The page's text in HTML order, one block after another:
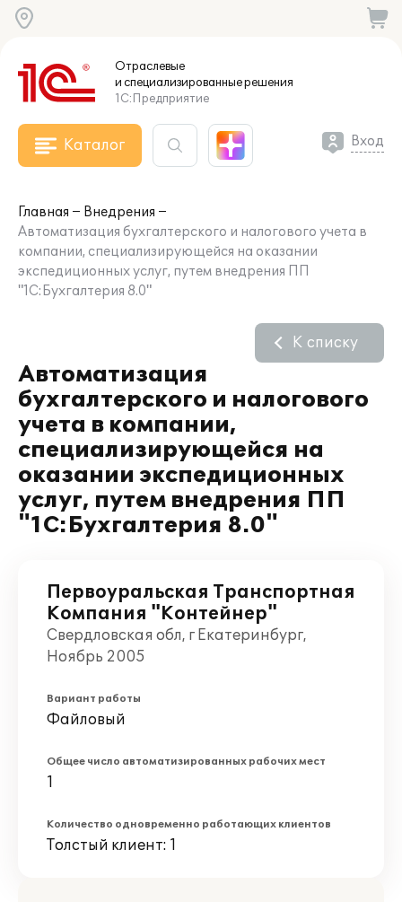
Отраслевые
и специализированныерешения
1С:Предприятие
Каталог Вход
Главная
Внедрения
Автоматизация бухгалтерского и налогового учета в
компании, специализирующейся на оказании
экспедиционных услуг, путем внедрения ПП
"1С:Бухгалтерия 8.0"
Автоматизация
бухгалтерского и налогового
учета в компании,
специализирующейся на
оказании экспедиционных
услуг, путем внедрения ПП
"1С:Бухгалтерия 8.0"
К списку
Первоуральская Транспортная
Компания "Контейнер"
Свердловская обл, г Екатеринбург,
Ноябрь 2005
Вариант работы
Файловый
Общее число автоматизированных рабочих мест
1
Количество одновременно работающих клиентов
Толстый клиент: 1